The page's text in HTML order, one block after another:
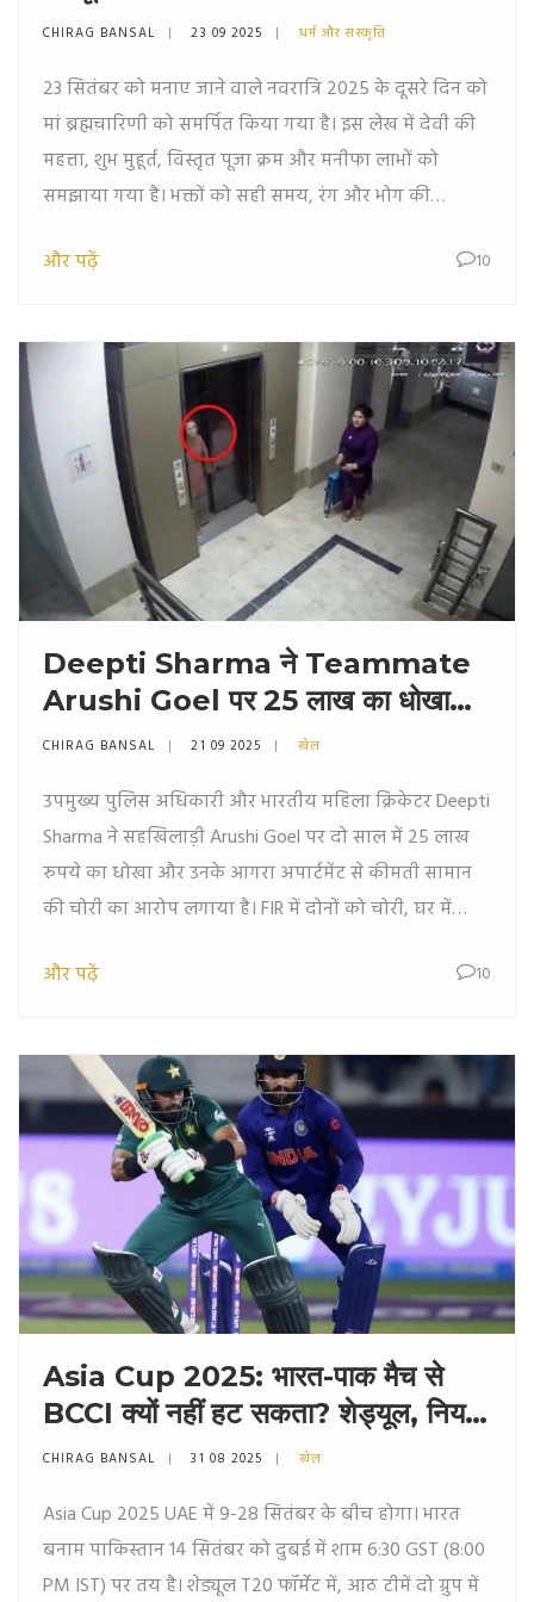
CHIRAG BANSAL 23 09 2025 धर्म और संस्कृति
23 सितंबर को मनाए जाने वाले नवरात्रि 2025 के दूसरे दिन को
मां ब्रह्मचारिणी को समर्पित किया गया है। इस लेख में देवी की
महत्ता, शुभ मुहूर्त, विस्तृत पूजा क्रम और मनीफा लाभों को
समझाया गया है। भक्तों को सही समय, रंग और भोग की
और पढ़ें
10
Deepti Sharma ने Teammate
Arushi Goel पर 25 लाख का धोखा
और चोरी का आरोप
CHIRAG BANSAL 21 09 2025 खेल
उपमुख्य पुलिस अधिकारी और भारतीय महिला क्रिकेटर Deepti
Sharma ने सहखिलाड़ी Arushi Goel पर दो साल में 25 लाख
रुपये का धोखा और उनके आगरा अपार्टमेंट से कीमती सामान
की चोरी का आरोप लगाया है। FIR में दोनों को चोरी, घर में
WPL की टीम UP Warriorz के साथ उनके पेशेवर संबंधों को भी
मानते हुए कार्रवाई शुरू कर दी है।
और पढ़ें 10
Asia Cup 2025: भारत-पाक मैच से
BCCI क्यों नहीं हट सकता? शेड्यूल, नियम
और पेनल्टी
CHIRAG BANSAL 31 08 2025 खेल
Asia Cup 2025 UAE में 9-28 सितंबर के बीच होगा। भारत
बनाम पाकिस्तान 14 सितंबर को दुबई में शाम 6:30 GST (8:00
PM IST) पर तय है। शेड्यूल T20 फॉर्मेट में, आठ टीमें दो ग्रुप में